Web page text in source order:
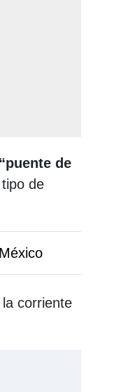
“puente de
de
corriente